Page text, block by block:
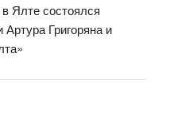
Ялте состоялся
Григоряна и